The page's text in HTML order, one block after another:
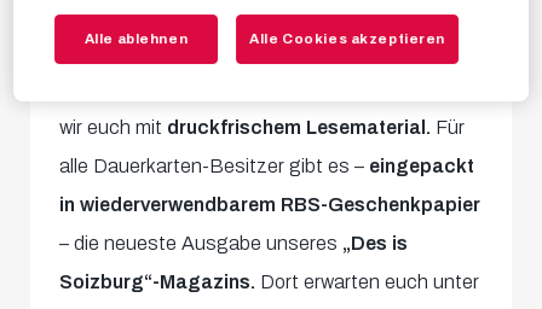
Die ersten „Weihnachtsgeschenke“ flattern in
diesen Tagen direkt in euren Briefkasten, denn
wir euch mit druckfrischem Lesematerial. Für
alle Dauerkarten-Besitzer gibt es – eingepackt
in wiederverwendbarem RBS-Geschenkpapier
– die neueste Ausgabe unseres „Des is
Soizburg“-Magazins. Dort erwarten euch unter
Alle ablehnen Alle Cookies akzeptieren